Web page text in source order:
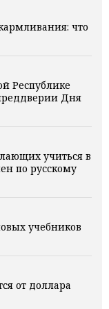
что
Республике
Дня
учиться в
по русскому
учебников
от доллара